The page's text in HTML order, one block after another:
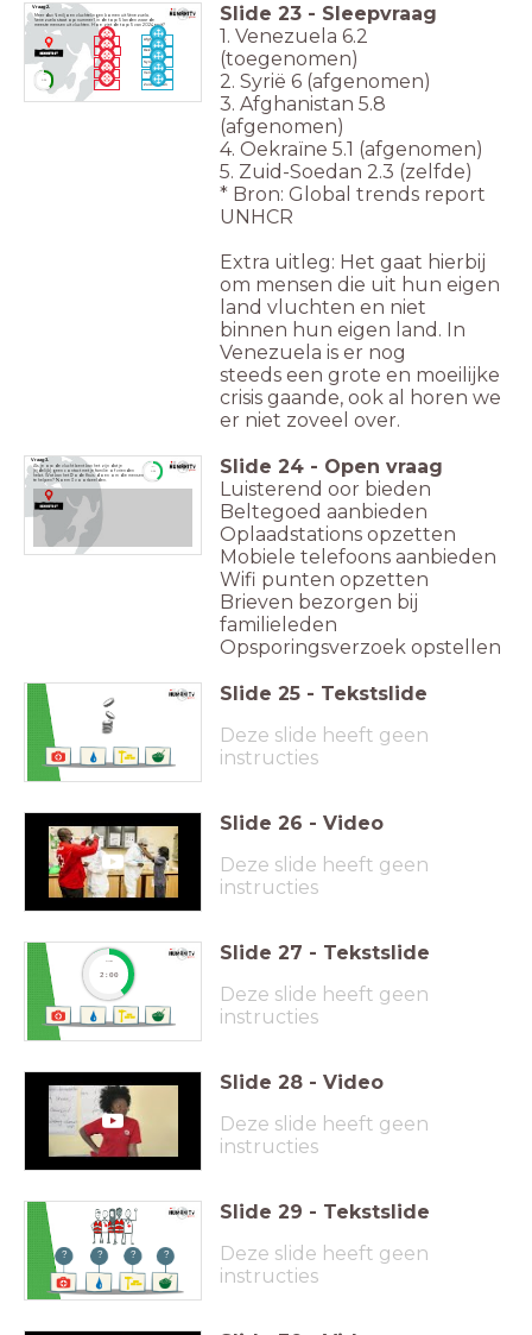
Meer dan 6 miljoen vluchtelingen komen uit Venezuela.
Venezuela staat op nummer 1 in de top 5 landen waar de
meeste mensen uit vluchten. Hoe ziet de top 5 van 2024 eruit?
Vraag 2.
1:30
1
2
3
4
5
Afghanistan
Oekraïne
Syrië
Venezuela
Zuid-Soedan
Slide 23 - Sleepvraag
1. Venezuela 6.2
(toegenomen)
2. Syrië 6 (afgenomen)
3. Afghanistan 5.8
(afgenomen)
4. Oekraïne 5.1 (afgenomen)
5. Zuid-Soedan 2.3 (zelfde)
* Bron: Global trends report
UNHCR
Extra uitleg: Het gaat hierbij
om mensen die uit hun eigen
land vluchten en niet
binnen hun eigen land. In
Venezuela is er nog
steeds een grote en moeilijke
crisis gaande, ook al
horen we
er niet zoveel over.
Als je op de vlucht bent kan het zijn dat je
(tijdelijk) geen contact met je familie of vrienden
hebt. Wat kan het Rode Kruis doen om die mensen
te helpen? Noem 3 voorbeelden.
Vraag 3.
1:30 Slide 24 - Open vraag
Luisterend oor bieden
Beltegoed aanbieden
Oplaadstations opzetten
Mobiele telefoons aanbieden
Wifi punten opzetten
Brieven bezorgen bij
familieleden
Opsporingsverzoek opstellen
Slide 25 - Tekstslide
Deze slide heeft geen
instructies
Slide 26 - Video
Deze slide heeft geen
instructies
timer
2:00
Slide 27 - Tekstslide
Deze slide heeft geen
instructies
Slide 28 - Video
Deze slide heeft geen
instructies
? ? ? ?
Slide 29 - Tekstslide
Deze slide heeft geen
instructies